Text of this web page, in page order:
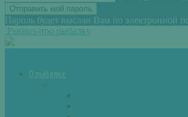
Пароль будет выслан Вам по электронной
Рыбхоз-про рыбалку
О рыбалке